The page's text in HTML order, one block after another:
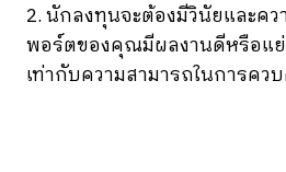
2. นักลงทุนจะต้องมีวินัยและค
พอร์ตของคุณมีผลงานดีหรือแย่
เท่ากับความสามารถในการคว